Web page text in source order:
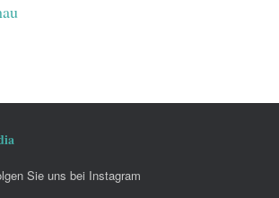
Sie uns bei Instagram